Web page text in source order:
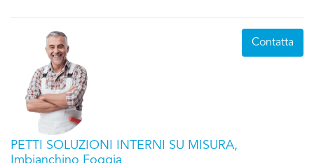
PETTI SOLUZIONI INTERNI SU MISURA,
Imbianchino Foggia
Contatta